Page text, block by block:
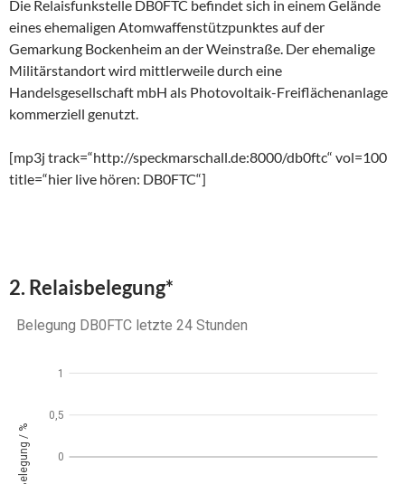
Die Relaisfunkstelle DB0FTC befindet sich in einem Gelände
eines ehemaligen Atomwaffenstützpunktes auf der
Gemarkung Bockenheim an der Weinstraße. Der ehemalige
Militärstandort wird mittlerweile durch eine
Handelsgesellschaft mbH als Photovoltaik-Freiflächenanlage
kommerziell genutzt.
[mp3j track=“http://speckmarschall.de:8000/db0ftc“ vol=100
title=“hier live hören: DB0FTC“]
2. Relaisbelegung*